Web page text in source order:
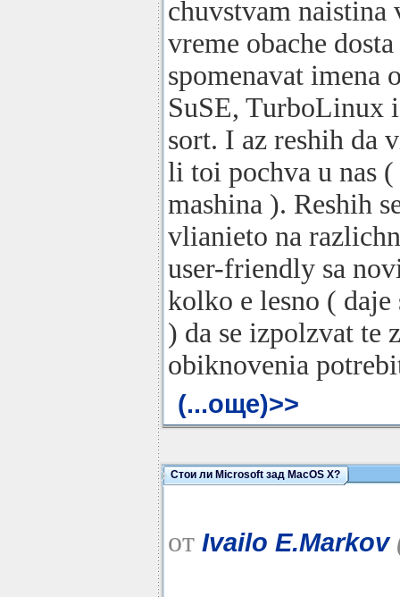
chuvstvam
vreme obache
spomenavat imena
SuSE, TurboLinux
sort. I az reshih da
li toi pochva u nas
mashina ). Reshih
vlianieto na
user-friendly sa
kolko e lesno (
) da se izpolzvat te
obiknovenia
(...още)>>
Стои ли Microsoft зад MacOS Х?
от Ivailo E.Markov